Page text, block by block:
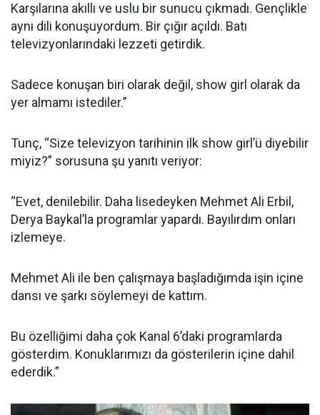
Karşılarına akıllı ve uslu bir sunucu çıkmadı. Gençlikle
aynı dili konuşuyordum. Bir çığır açıldı. Batı
televizyonlarındaki lezzeti getirdik.
Sadece konuşan biri olarak değil, show girl olarak da
yer almamı istediler.”
Tunç, “Size televizyon tarihinin ilk show girl’ü diyebilir
miyiz?” sorusuna şu yanıtı veriyor:
“Evet, denilebilir. Daha lisedeyken Mehmet Ali Erbil,
Derya Baykal’la programlar yapardı. Bayılırdım onları
izlemeye.
Mehmet Ali ile ben çalışmaya başladığımda işin içine
dansı ve şarkı söylemeyi de kattım.
Bu özelliğimi daha çok Kanal 6’daki programlarda
gösterdim. Konuklarımızı da gösterilerin içine dahil
ederdik.”